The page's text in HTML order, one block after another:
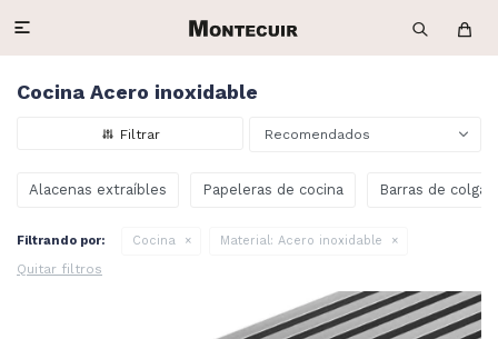

Cocina Acero inoxidable
Recomendados
Alacenas extraíbles Papeleras de cocina Barras de
Filtrando por: Cocina Material: Acero inoxidable
Quitar filtros